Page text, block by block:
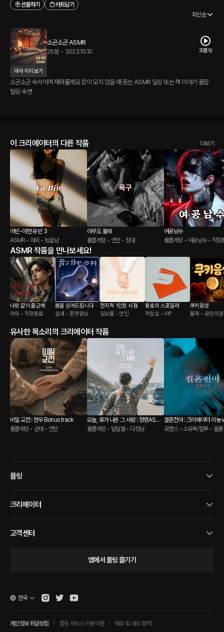
선물하기
카트담기
최신순
소곤소곤 ASMR
26분 • 2023.10.10 30플링
대사 미리보기
소곤소곤 속삭이며 재워줄게요 잠이 오지 않을 때 듣는 ASMR 일상 또는 책 이야기 꿀잠
힐링 숙면
이 크리에이터의 다른 작품 더보기
야빈-야한 유빈 3
ASMR • 야외 • 능글남
아무도 몰래
롤플레잉 • 연인 • 침대
여공남수
롤플레잉 • 여공남수 • 직장
ASMR 작품을 만나보세요!
나랑 같이 출근해
야외 • 직장동료
꿈을 심어드립니다
실내 • 존댓말남
전지적 1인칭 시점
일상물 • 연인
용호의 스포일러
작업실 • VIP
쿠키음성
몰래 • 금단의
유사한 목소리의 크리에이터 작품
비밀 교전 : 현우 Bonus track
롤플레잉 • 군대 • 연인
오늘, 휴가 나온 그 사람 : 청령ASMR
Bonus track
롤플레잉 • 달달물 • 다정남
결혼전야 : 크리에이터 리농
로맨스 • 소유욕/질투 • 불륜
플링
크리에이터
고객센터
앱에서 플링 즐기기
개인정보 취급방침 플링 서비스 이용약관 제휴 및 대외 협력
한국